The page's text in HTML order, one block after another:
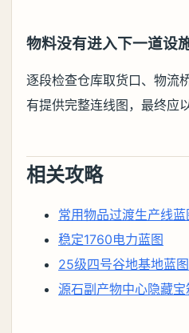
物料没有进入下一道设
逐段检查仓库取货口、物流
有提供完整连线图，最终应
相关攻略
常用物品过渡生产线蓝
稳定1760电力蓝图
25级四号谷地基地蓝图
源石副产物中心隐藏宝